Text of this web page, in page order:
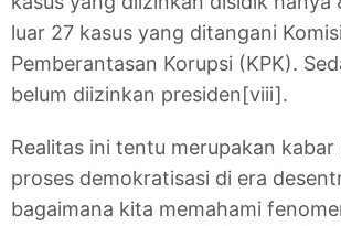
luar 27 kasus yang ditangani Komisi
Pemberantasan Korupsi (KPK).
belum diizinkan presiden[viii].
Realitas ini tentu merupakan kabar
proses demokratisasi di era
bagaimana kita memahami